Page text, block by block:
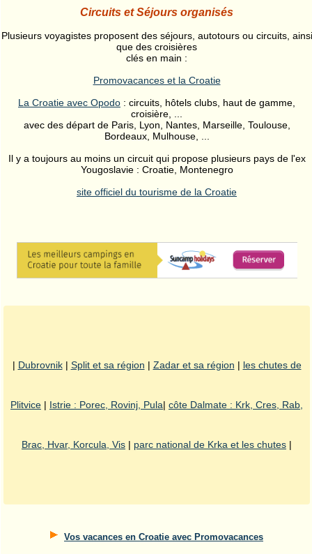
Circuits et Séjours organisés
Plusieurs voyagistes proposent des séjours, autotours ou circuits, ainsi
que des croisières
clés en main :
Promovacances et la Croatie
La Croatie avec Opodo : circuits, hôtels clubs, haut de gamme,
croisière, ...
avec des départ de Paris, Lyon, Nantes, Marseille, Toulouse,
Bordeaux, Mulhouse, ...
Il y a toujours au moins un circuit qui propose plusieurs pays de l'ex
Yougoslavie : Croatie, Montenegro
site officiel du tourisme de la Croatie
| Dubrovnik| Split et sa région | Zadar et sa région | les chutes de
Plitvice | Istrie : Porec, Rovinj, Pula| côte Dalmate : Krk, Cres, Rab,
Brac, Hvar, Korcula, Vis | parc national de Krka et les chutes |
Vos vacances en Croatie avec Promovacances